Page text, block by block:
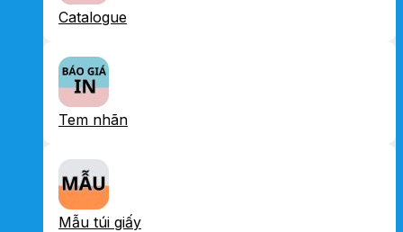
Catalogue
Tem nhãn
Mẫu túi giấy